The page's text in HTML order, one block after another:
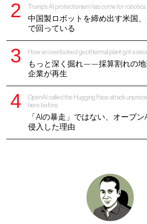
Trump’s AI protectionism has come for robotics
中国製ロボットを締め出す米国
で回っている
How an overlooked geothermal plant got a
もっと深く掘れ——採算割れの地
企業が再生
OpenAI called the Hugging Face attack
here before.
「AIの暴走」ではない、オープ
侵入した理由